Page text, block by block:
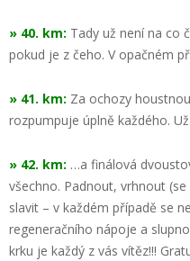
» 40. km: Tady už není na co
pokud je z čeho. V opačném
» 41. km: Za ochozy
rozpumpuje úplně každého.
» 42. km: …a finálová
všechno. Padnout, vrhnout
slavit – v každém případě se
regeneračního nápoje a
krku je každý z vás vítěz!!!